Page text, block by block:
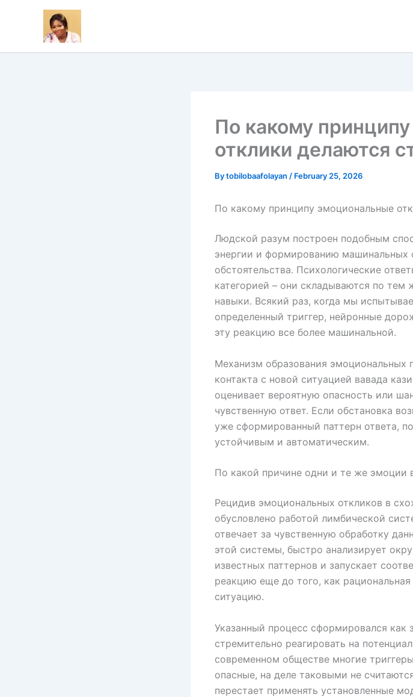
По какому
отклики делаются
Bytobilobaafolayan / February 25, 2026
По какому принципу эмоциональные
Людской разум построен подобным
энергии и формированию машинальных
обстоятельства. Психологические
категорией – они складываются по
навыки. Всякий раз, когда мы
определенный триггер, нейронные
эту реакцию все более машинальной.
Механизм образования эмоциональных
контакта с новой ситуацией вавада
оценивает вероятную опасность или
чувственную ответ. Если обстановка
уже сформированный паттерн ответа,
устойчивым и автоматическим.
По какой причине одни и те же эмоции
Рецидив эмоциональных откликов в
обусловлено работой лимбической
отвечает за чувственную обработку
этой системы, быстро анализирует
известных паттернов и запускает
реакцию еще до того, как рациональная
ситуацию.
Указанный процесс сформировался как
стремительно реагировать на
современном обществе многие
опасные, на деле таковыми не
перестает применять установленные